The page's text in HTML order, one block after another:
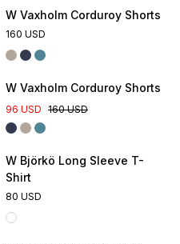
W Vaxholm Corduroy Shorts
160 USD
W Vaxholm Corduroy Shorts
96 USD 160 USD
W Björkö Long Sleeve T-
Shirt
80 USD